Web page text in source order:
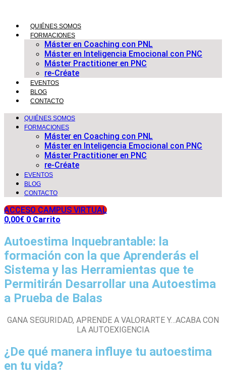
contenidoQUIÉNES SOMOS
FORMACIONES
Máster en Coaching con PNL
Máster en Inteligencia Emocional con PNC
Máster Practitioner en PNC
re-Créate
EVENTOS
BLOG
CONTACTO
QUIÉNES SOMOS
FORMACIONES
Máster en Coaching con PNL
Máster en Inteligencia Emocional con PNC
Máster Practitioner en PNC
re-Créate
EVENTOS
BLOG
CONTACTO
ACCESO CAMPUS VIRTUAL
0,00€ 0 Carrito
Autoestima Inquebrantable: la
formación con la que Aprenderás el
Sistema y las Herramientas que te
Permitirán Desarrollar una Autoestima
a Prueba de Balas
GANA SEGURIDAD, APRENDE A VALORARTE Y…ACABA CON
LA AUTOEXIGENCIA
¿De qué manera influye tu autoestima
en tu vida?